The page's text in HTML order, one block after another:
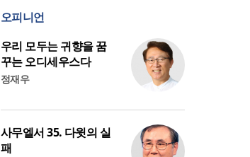
오피니언
우리 모두는 귀향을 꿈
꾸는 오디세우스다
정재우
사무엘서 35. 다윗의 실
패